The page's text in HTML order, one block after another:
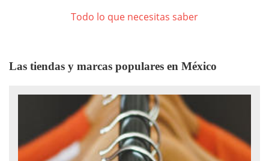
Todo lo que necesitas saber
Las tiendas y marcas populares en México